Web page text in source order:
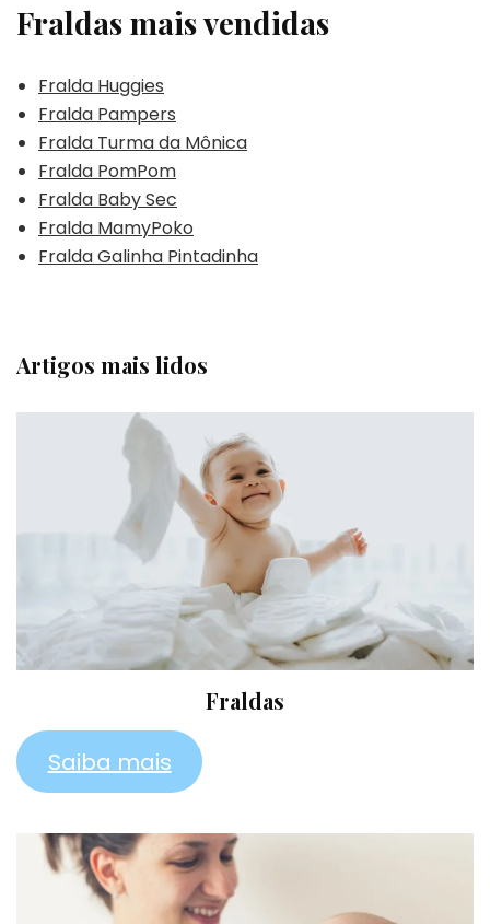
Fraldas mais vendidas
Fralda Huggies
Fralda Pampers
Fralda Turma da Mônica
Fralda PomPom
Fralda Baby Sec
Fralda MamyPoko
Fralda Galinha Pintadinha
Artigos mais lidos
Fraldas
Saiba mais